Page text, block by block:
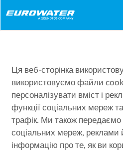
Ця веб-сторінка
використовуємо файли
персоналізувати вміст і
функції соціальних мереж
трафік. Ми також
соціальних мереж, реклами
інформацію про те, як ви